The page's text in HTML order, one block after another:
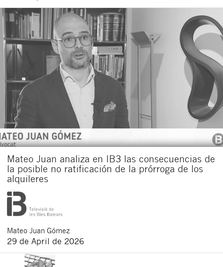
Mateo Juan analiza en IB3 las consecuencias de
la posible no ratificación de la prórroga de los
alquileres
Mateo Juan Gómez
29 de April de 2026